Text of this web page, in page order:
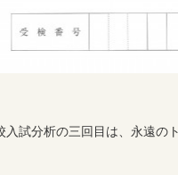
入試分析の三回目は、永遠の